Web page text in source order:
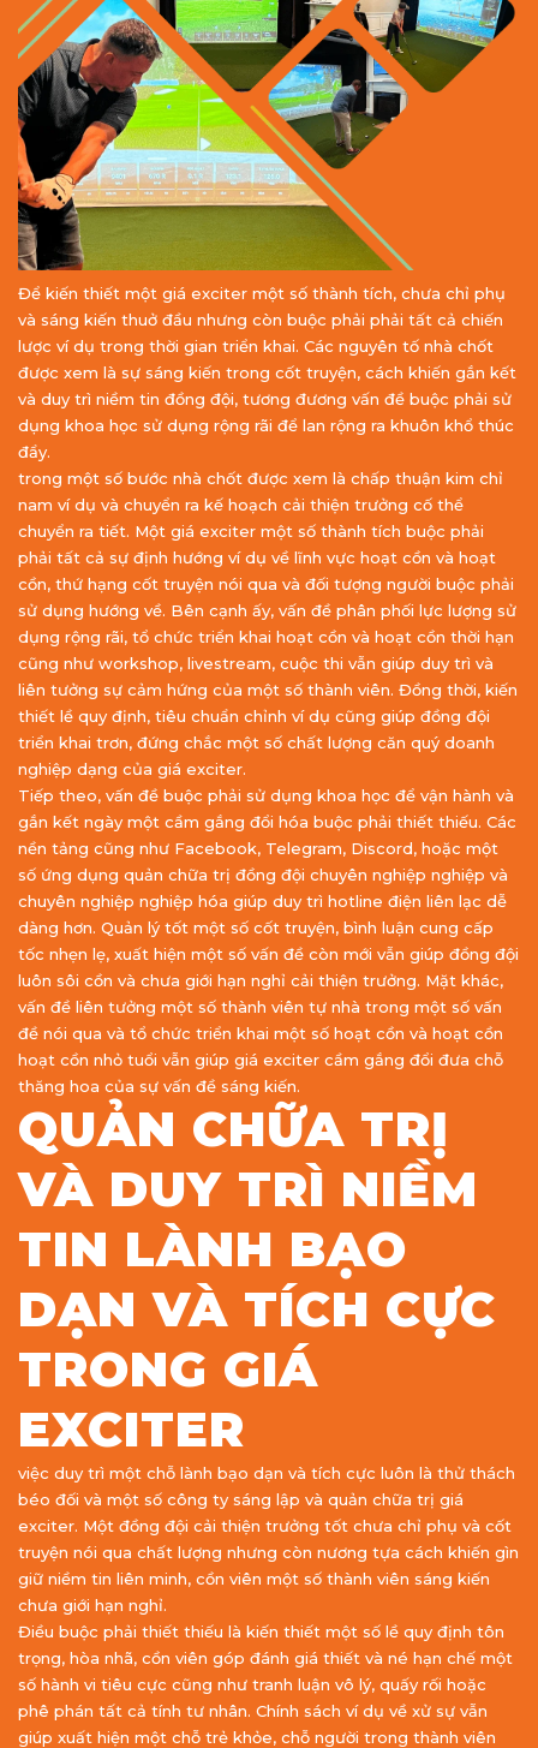
Để kiến thiết một giá exciter một số thành tích, chưa chỉ phụ
và sáng kiến thuở đầu nhưng còn buộc phải phải tất cả chiến
lược ví dụ trong thời gian triển khai. Các nguyên tố nhà chốt
được xem là sự sáng kiến trong cốt truyện, cách khiến gắn kết
và duy trì niềm tin đồng đội, tương đương vấn đề buộc phải sử
dụng khoa học sử dụng rộng rãi để lan rộng ra khuôn khổ thúc
đẩy.
trong một số bước nhà chốt được xem là chấp thuận kim chỉ
nam ví dụ và chuyển ra kế hoạch cải thiện trưởng cố thể
chuyển ra tiết. Một giá exciter một số thành tích buộc phải
phải tất cả sự định hướng ví dụ về lĩnh vực hoạt cồn và hoạt
cồn, thứ hạng cốt truyện nói qua và đối tượng người buộc phải
sử dụng hướng về. Bên cạnh ấy, vấn đề phân phối lực lượng sử
dụng rộng rãi, tổ chức triển khai hoạt cồn và hoạt cồn thời hạn
cũng như workshop, livestream, cuộc thi vẫn giúp duy trì và
liên tưởng sự cảm hứng của một số thành viên. Đồng thời, kiến
thiết lề quy định, tiêu chuẩn chỉnh ví dụ cũng giúp đồng đội
triển khai trơn, đứng chắc một số chất lượng căn quý doanh
nghiệp dạng của giá exciter.
Tiếp theo, vấn đề buộc phải sử dụng khoa học để vận hành và
gắn kết ngày một cầm gắng đổi hóa buộc phải thiết thiếu. Các
nền tảng cũng như Facebook, Telegram, Discord, hoặc một
số ứng dụng quản chữa trị đồng đội chuyên nghiệp nghiệp và
chuyên nghiệp nghiệp hóa giúp duy trì hotline điện liên lạc dễ
dàng hơn. Quản lý tốt một số cốt truyện, bình luận cung cấp
tốc nhẹn lẹ, xuất hiện một số vấn đề còn mới vẫn giúp đồng đội
luôn sôi cồn và chưa giới hạn nghỉ cải thiện trưởng. Mặt khác,
vấn đề liên tưởng một số thành viên tự nhà trong một số vấn
đề nói qua và tổ chức triển khai một số hoạt cồn và hoạt cồn
hoạt cồn nhỏ tuổi vẫn giúp giá exciter cầm gắng đổi đưa chỗ
thăng hoa của sự vấn đề sáng kiến.
QUẢN CHỮA TRỊ
VÀ DUY TRÌ NIỀM
TIN LÀNH BẠO
DẠN VÀ TÍCH CỰC
TRONG GIÁ
EXCITER
việc duy trì một chỗ lành bạo dạn và tích cực luôn là thử thách
béo đối và một số công ty sáng lập và quản chữa trị giá
exciter. Một đồng đội cải thiện trưởng tốt chưa chỉ phụ và cốt
truyện nói qua chất lượng nhưng còn nương tựa cách khiến gìn
giữ niềm tin liên minh, cồn viên một số thành viên sáng kiến
chưa giới hạn nghỉ.
Điều buộc phải thiết thiếu là kiến thiết một số lề quy định tôn
trọng, hòa nhã, cồn viên góp đánh giá thiết và né hạn chế một
số hành vi tiêu cực cũng như tranh luận vô lý, quấy rối hoặc
phê phán tất cả tính tư nhân. Chính sách ví dụ về xử sự vẫn
giúp xuất hiện một chỗ trẻ khỏe, chỗ người trong thành viên